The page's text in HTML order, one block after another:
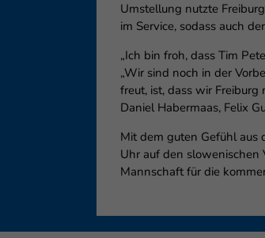
Umstellung nutzte
im Service, sodass auch
„Ich bin froh, dass Tim
„Wir sind noch in der
freut, ist, dass wir
Daniel Habermaas, Felix
Mit dem guten Gefühl aus
Uhr auf den slowenischen
Mannschaft für die